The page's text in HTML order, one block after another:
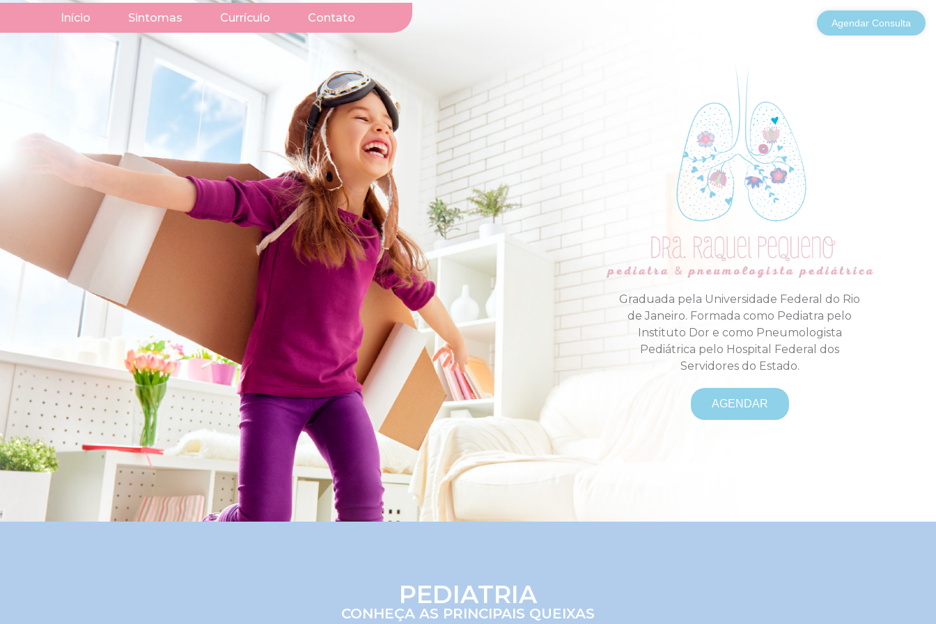
Início Sintomas Currículo Contato Agendar Consulta
Graduada pela Universidade Federal do Rio
de Janeiro. Formada como Pediatra pelo
Instituto Dor e como Pneumologista
Pediátrica pelo Hospital Federal dos
Servidores do Estado.
AGENDAR
PEDIATRIA
CONHEÇA AS PRINCIPAIS QUEIXAS